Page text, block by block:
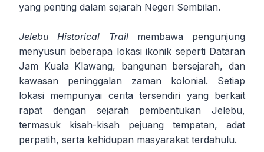
yang penting dalam sejarah Negeri Sembilan.
Jelebu Historical Trailmembawa pengunjung
menyusuri beberapa lokasi ikonik seperti Dataran
Jam Kuala Klawang, bangunan bersejarah, dan
kawasan peninggalan zaman kolonial. Setiap
lokasi mempunyai cerita tersendiri yang berkait
rapat dengan sejarah pembentukan Jelebu,
termasuk kisah-kisah pejuang tempatan, adat
perpatih, serta kehidupan masyarakat terdahulu.